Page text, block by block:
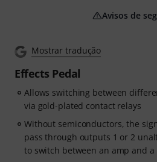
Mostrar tradução
Effects Pedal
Allows switching between
via gold-plated contact relays
Without semiconductors, the
pass through outputs 1 or 2
to switch between an amp and
Avisos de